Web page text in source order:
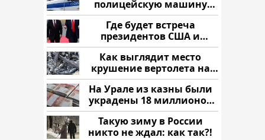
полицейскую машину
напали и подожгли.
Где будет встреча
президентов США и
России: Европа?
Как выглядит место
крушение вертолета на
Кавказе: смотреть
На Урале из казны были
украдены 18 миллионов
рублей
Такую зиму в России
никто не ждал: как так?!